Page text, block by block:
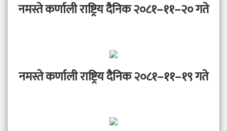
नमस्ते कर्णाली राष्ट्रिय दैनिक २०८१–११–२० गते
नमस्ते कर्णाली राष्ट्रिय दैनिक २०८१–११–१९ गते